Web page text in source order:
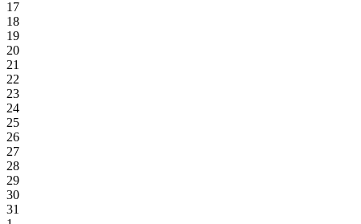
17
18
19
20
21
22
23
24
25
26
27
28
29
30
31